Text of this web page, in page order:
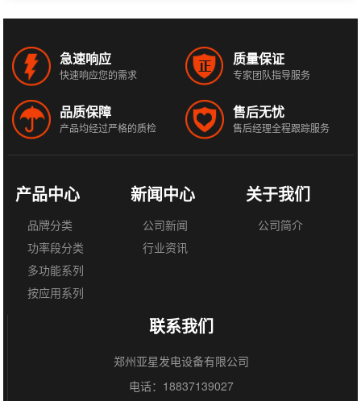
急速响应
快速响应您的需求
质量保证
专家团队指导服务
品质保障
产品均经过严格的质检
售后无忧
售后经理全程跟踪服务
产品中心
品牌分类
功率段分类
多功能系列
按应用系列
新闻中心
公司新闻
行业资讯
关于我们
公司简介
联系我们
郑州亚星发电设备有限公司
电话：18837139027